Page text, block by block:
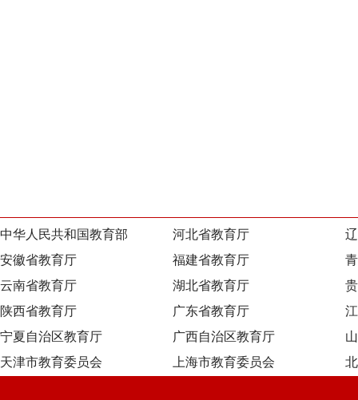
中华人民共和国教育部 河北省教育厅
安徽省教育厅
福建省教育厅
云南省教育厅
湖北省教育厅
陕西省教育厅
广东省教育厅
宁夏自治区教育厅
广西自治区教育厅
天津市教育委员会
上海市教育委员会